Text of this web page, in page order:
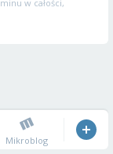
w całości,
Mikroblog